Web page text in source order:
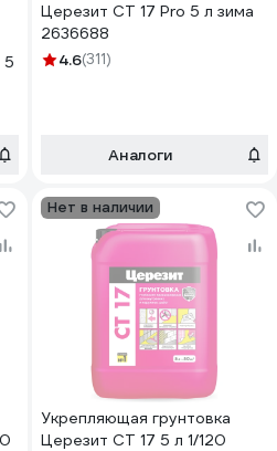
5
Церезит CT 17 Pro 5 л зима
2636688
4.6(311)
Аналоги
Нет в наличии
Укрепляющая грунтовка
Церезит CT 17 5 л 1/120